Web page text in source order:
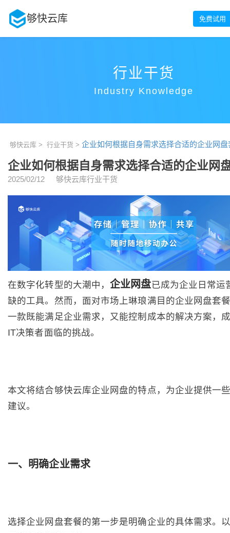
够快云库 免费试用
行业干货
Industry Knowledge
够快云库 > 行业干货 > 企业如何根据自身需求选择合适的企业网盘
企业如何根据自身需求选择合适的企业网
2025/02/12 够快云库行业干货
在数字化转型的大潮中，企业网盘已成为企业日常运
缺的工具。然而，面对市场上琳琅满目的企业网盘套
一款既能满足企业需求，又能控制成本的解决方案，
IT决策者面临的挑战。
本文将结合够快云库企业网盘的特点，为企业提供一
建议。
一、明确企业需求
选择企业网盘套餐的第一步是明确企业的具体需求。